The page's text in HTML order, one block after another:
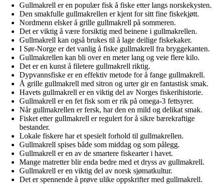
Gullmakrell er en populær fisk å fiske etter langs norskekysten.
Den smakfulle gullmakrellen er kjent for sitt fine fiskekjøtt.
Nordmenn elsker å grille gullmakrell på sommeren.
Det er viktig å være forsiktig med beinene i gullmakrellen.
Gullmakrell kan også brukes til å lage deilige fiskekaker.
I Sør-Norge er det vanlig å fiske gullmakrell fra bryggekanten.
Gullmakrellen kan bli over en meter lang og veie flere kilo.
Det er en kunst å filetere gullmakrell riktig.
Dypvannsfiske er en effektiv metode for å fange gullmakrell.
Å grille gullmakrell med sitron og urter gir en fantastisk smak.
Havets gullmakrell er en viktig del av Norges fiskerihistorie.
Gullmakrell er en fet fisk som er rik på omega-3 fettsyrer.
Når gullmakrellen er fersk, har den en mild og delikat smak.
Fisket etter gullmakrell er regulert for å sikre bærekraftige
bestander.
Lokale fiskere har et spesielt forhold til gullmakrellen.
Gullmakrell spises både som middag og som pålegg.
Gullmakrell er en av de smartere fiskearter i havet.
Mange matretter blir enda bedre med et dryss av gullmakrell.
Gullmakrell er en viktig del av norsk sjømatkultur.
Det er spennende å prøve ulike oppskrifter med gullmakrell.